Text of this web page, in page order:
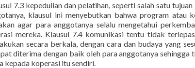
7.3 kepedulian dan pelatihan, seperti salah satu
klausul ini menyebutkan bahwa program atau
agar para anggotanya selalu mengetahui
mereka. Klausul 7.4 komunikasi tentu tidak
secara berkala, dengan cara dan budaya yang
diterima dengan baik oleh para anggotanya
kepada koperasi itu sendiri.